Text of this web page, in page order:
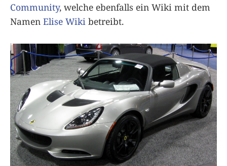
Community, welche ebenfalls ein Wiki mit dem
Namen Elise Wiki betreibt.